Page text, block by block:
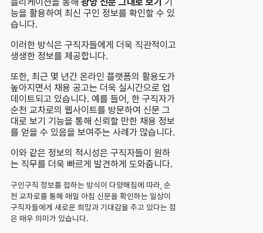
능을 활용하여 최신 구인 정보를 확인할 수 있
습니다.
이러한 방식은 구직자들에게 더욱 직관적이고
생생한 정보를 제공합니다.
또한, 최근 몇 년간 온라인 플랫폼의 활용도가
높아지면서 채용 공고는 더욱 실시간으로 업
데이트되고 있습니다. 예를 들어, 한 구직자가
순천 교차로의 웹사이트를 방문하여 신문 그
대로 보기 기능을 통해 신뢰할 만한 채용 정보
를 얻을 수 있음을 보여주는 사례가 많습니다.
이와 같은 정보의 적시성은 구직자들이 원하
는 직무를 더욱 빠르게 발견하게 도와줍니다.
구인구직 정보를 접하는 방식이 다양해짐에 따라, 순
천 교차로를 통해 매일 아침 신문을 확인하는 일상이
구직자들에게 새로운 희망과 기대감을 주고 있다는 점
은 매우 의미가 있습니다.